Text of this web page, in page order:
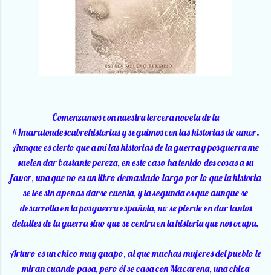
Comenzamos con nuestra tercera novela de la
#1maratondescubrehistorias y seguimos con las historias de amor.
Aunque es cierto que a mí las historias de la guerra y posguerra me
suelen dar bastante pereza, en este caso ha tenido dos cosas a su
favor, una que no es un libro demasiado largo por lo que la historia
se lee sin apenas darse cuenta, y la segunda es que aunque se
desarrolla en la posguerra española, no se pierde en dar tantos
detalles de la guerra sino que se centra en la historia que nos ocupa.
Arturo es un chico muy guapo, al que muchas mujeres del pueblo le
miran cuando pasa, pero él se casa con Macarena, una chica